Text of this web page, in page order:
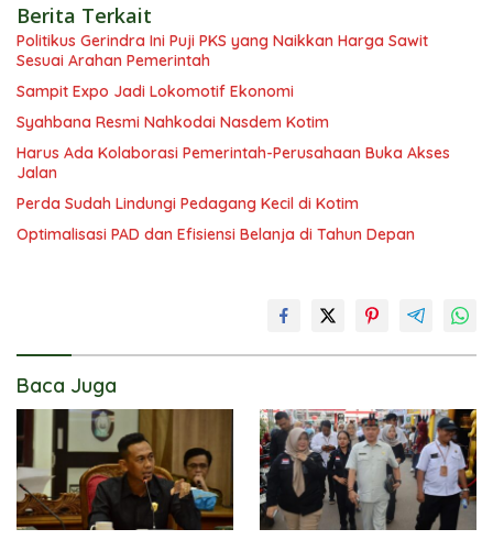
Berita Terkait
Politikus Gerindra Ini Puji PKS yang Naikkan Harga Sawit
Sesuai Arahan Pemerintah
Sampit Expo Jadi Lokomotif Ekonomi
Syahbana Resmi Nahkodai Nasdem Kotim
Harus Ada Kolaborasi Pemerintah-Perusahaan Buka Akses
Jalan
Perda Sudah Lindungi Pedagang Kecil di Kotim
Optimalisasi PAD dan Efisiensi Belanja di Tahun Depan
Baca Juga